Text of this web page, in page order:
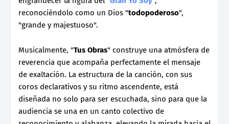
reconociéndolo como un Dios "todopoderoso",
"grande y majestuoso".
Musicalmente, "Tus Obras" construye una atmósfera de
reverencia que acompaña perfectamente el mensaje
de exaltación. La estructura de la canción, con sus
coros declarativos y su ritmo ascendente, está
diseñada no solo para ser escuchada, sino para que la
audiencia se una en un canto colectivo de